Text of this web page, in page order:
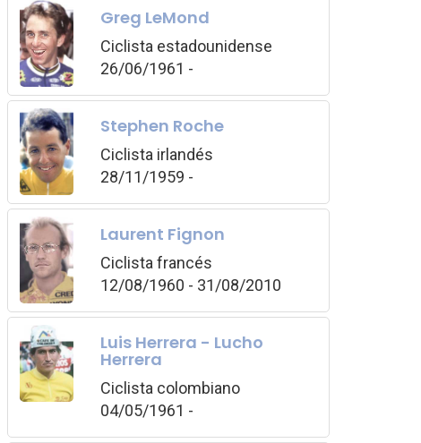
Greg LeMond
Ciclista estadounidense
26/06/1961 -
Stephen Roche
Ciclista irlandés
28/11/1959 -
Laurent Fignon
Ciclista francés
12/08/1960 - 31/08/2010
Luis Herrera - Lucho
Herrera
Ciclista colombiano
04/05/1961 -